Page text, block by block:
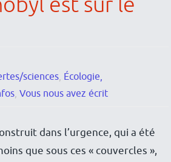
sciences, Écologie,
, Vous nous avez écrit
dans l’urgence, qui a été
que sous ces « couvercles »,